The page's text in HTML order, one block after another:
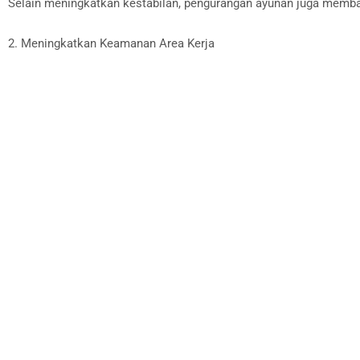
Selain meningkatkan kestabilan, pengurangan ayunan juga
2. Meningkatkan Keamanan Area Kerja